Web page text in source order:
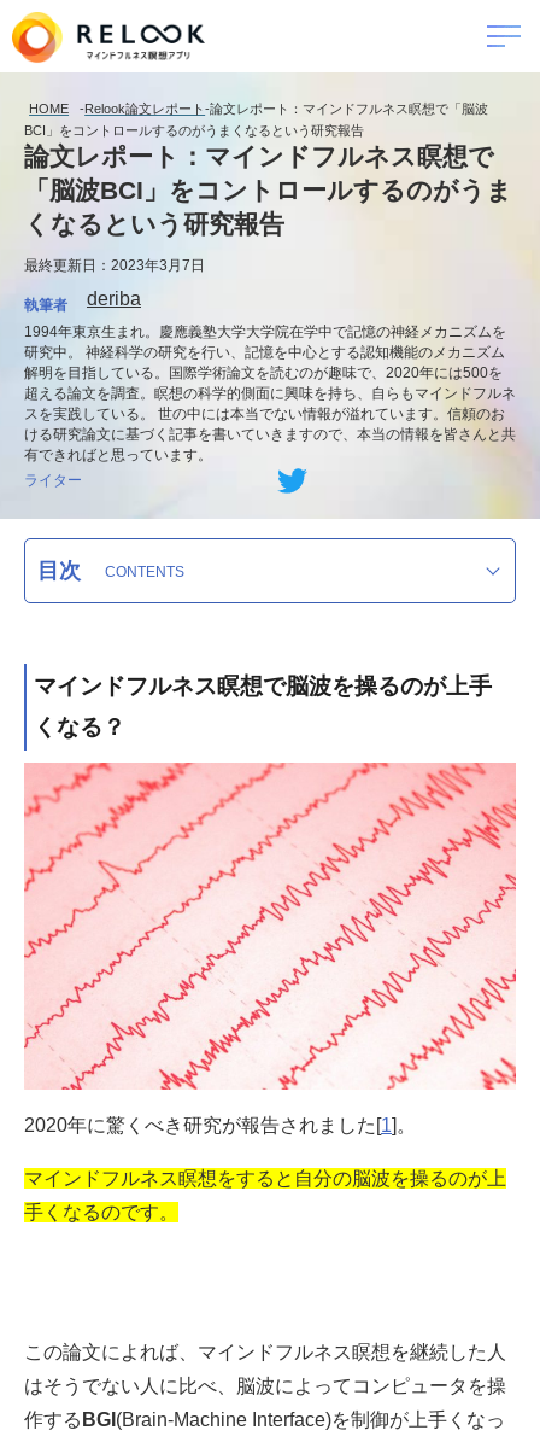
HOME -Relook論文レポート-論文レポート：マインドフルネス瞑想で「脳波
BCI」をコントロールするのがうまくなるという研究報告
論文レポート：マインドフルネス瞑想で
「脳波BCI」をコントロールするのがうま
くなるという研究報告
最終更新日：2023年3月7日
執筆者 deriba
1994年東京生まれ。慶應義塾大学大学院在学中で記憶の神経メカニズムを
研究中。 神経科学の研究を行い、記憶を中心とする認知機能のメカニズム
解明を目指している。国際学術論文を読むのが趣味で、2020年には500を
超える論文を調査。瞑想の科学的側面に興味を持ち、自らもマインドフルネ
スを実践している。 世の中には本当でない情報が溢れています。信頼のお
ける研究論文に基づく記事を書いていきますので、本当の情報を皆さんと共
有できればと思っています。
ライター
目次
マインドフルネス瞑想で脳波を操るのが上手
くなる？
2020年に驚くべき研究が報告されました[1]。
マインドフルネス瞑想をすると自分の脳波を操るのが上
手くなるのです。
この論文によれば、マインドフルネス瞑想を継続した人
はそうでない人に比べ、脳波によってコンピュータを操
作する BGI (Brain-Machine Interface)を制御が上手くなっ